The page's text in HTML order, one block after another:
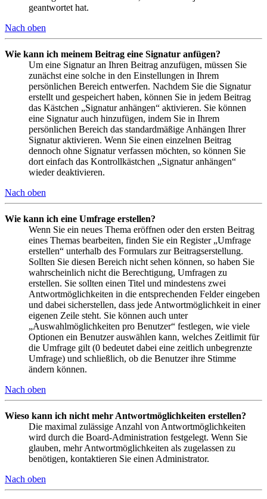
geantwortet hat.
Nach oben
Wie kann ich meinem Beitrag eine Signatur anfügen?
Um eine Signatur an Ihren Beitrag anzufügen, müssen Sie
zunächst eine solche in den Einstellungen in Ihrem
persönlichen Bereich entwerfen. Nachdem Sie die Signatur
erstellt und gespeichert haben, können Sie in jedem Beitrag
das Kästchen „Signatur anhängen“ aktivieren. Sie können
eine Signatur auch hinzufügen, indem Sie in Ihrem
persönlichen Bereich das standardmäßige Anhängen Ihrer
Signatur aktivieren. Wenn Sie einen einzelnen Beitrag
dennoch ohne Signatur verfassen möchten, so können Sie
dort einfach das Kontrollkästchen „Signatur anhängen“
wieder deaktivieren.
Nach oben
Wie kann ich eine Umfrage erstellen?
Wenn Sie ein neues Thema eröffnen oder den ersten Beitrag
eines Themas bearbeiten, finden Sie ein Register „Umfrage
erstellen“ unterhalb des Formulars zur Beitragserstellung.
Sollten Sie diesen Bereich nicht sehen können, so haben Sie
wahrscheinlich nicht die Berechtigung, Umfragen zu
erstellen. Sie sollten einen Titel und mindestens zwei
Antwortmöglichkeiten in die entsprechenden Felder eingeben
und dabei sicherstellen, dass jede Antwortmöglichkeit in einer
eigenen Zeile steht. Sie können auch unter
„Auswahlmöglichkeiten pro Benutzer“ festlegen, wie viele
Optionen ein Benutzer auswählen kann, welches Zeitlimit für
die Umfrage gilt (0 bedeutet dabei eine zeitlich unbegrenzte
Umfrage) und schließlich, ob die Benutzer ihre Stimme
ändern können.
Nach oben
Wieso kann ich nicht mehr Antwortmöglichkeiten erstellen?
Die maximal zulässige Anzahl von Antwortmöglichkeiten
wird durch die Board-Administration festgelegt. Wenn Sie
glauben, mehr Antwortmöglichkeiten als zugelassen zu
benötigen, kontaktieren Sie einen Administrator.
Nach oben